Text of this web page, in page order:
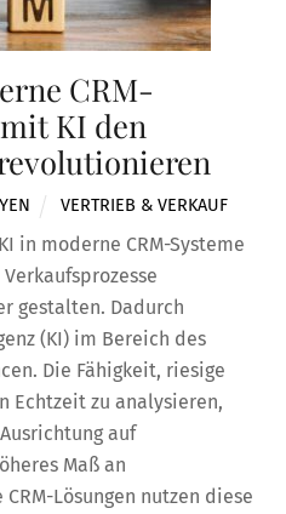
CRM-
KI den
VERTRIEB & VERKAUF
in moderne CRM-Systeme
gestalten. Dadurch
(KI) im Bereich des
Die Fähigkeit, riesige
Echtzeit zu analysieren,
auf
Maß an
Lösungen nutzen diese